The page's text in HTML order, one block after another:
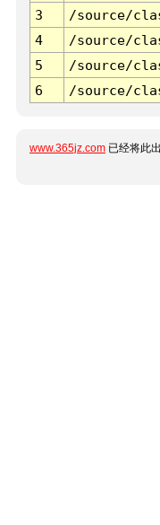
3 /source/
4
/source/
5
/source/
6
/source/
www.365jz.com 已经将此